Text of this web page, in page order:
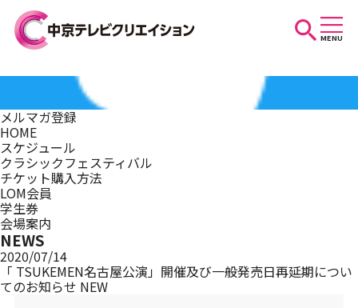
MENU
お知らせ
スケジュール
イベントを探す
団体・法人の方へ
メルマガ登録
HOME
スケジュール
クラシックフェスティバル
チケット購入方法
LOM会員
学生券
会場案内
NEWS
2020/07/14
「 TSUKEMEN名古屋公演」開催及び一般発売日再延期につい
てのお知らせ NEW